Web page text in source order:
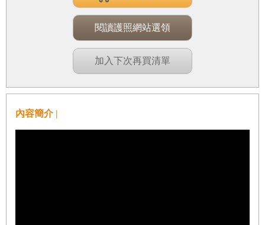
閱讀護照網站選領
加入下次再買清單
內容簡介 |